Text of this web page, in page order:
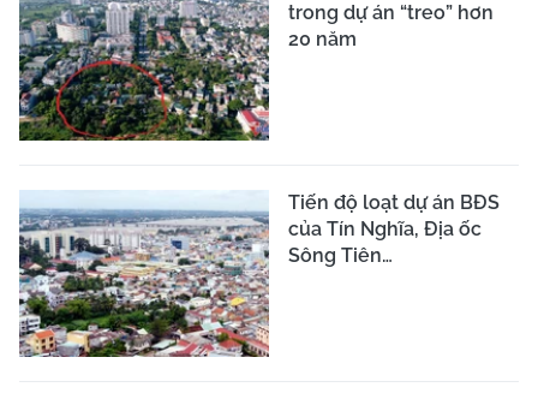
trong dự án “treo” hơn
20 năm
Tiến độ loạt dự án BĐS
của Tín Nghĩa, Địa ốc
Sông Tiên…